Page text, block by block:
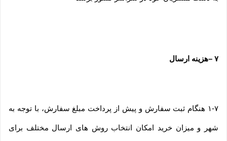
۷ –هزینه ارسال
۱-۷ هنگام ثبت سفارش و پیش از پرداخت مبلغ سفارش، با توجه به
شهر و میزان خرید امکان انتخاب روش های ارسال مختلف برای